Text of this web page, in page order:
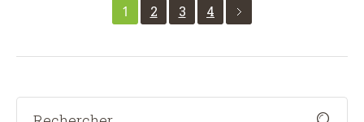
1 2 3 4